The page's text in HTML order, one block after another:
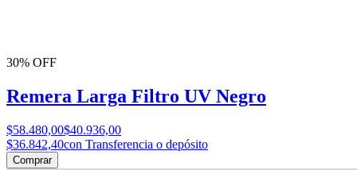
30% OFF
Remera Larga Filtro UV Negro
$58.480,00$40.936,00
$36.842,40con Transferencia o depósito
Comprar